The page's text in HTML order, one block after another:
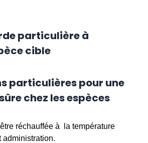
particulière à
cible
particulières pour une
chez les espèces
réchauffée à la température
administration.